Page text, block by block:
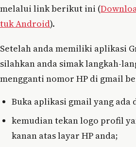
melalui link berikut ini (
tuk Android).
Setelah anda memiliki aplikasi
silahkan anda simak langkah-
mengganti nomor HP di gmail
Buka aplikasi gmail yang ada
kemudian tekan logo profil
kanan atas layar HP anda;